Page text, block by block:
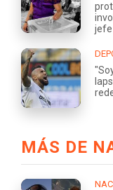
jefe
MÁS DE